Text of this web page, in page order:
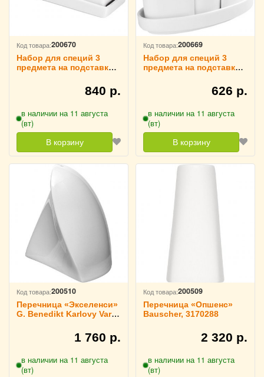
Код товара:200670
Набор для специй 3
предмета на подставке
L=130 мм B=55 мм
KunstWerk, 3172126840 р.
в наличии на 11 августа
(вт)
В корзину
Код товара:200669
Набор для специй 3
предмета на подставке
L=120 мм B=35 мм
KunstWerk, 3172125626 р.
в наличии на 11 августа
(вт)
В корзину
Код товара:200510
Перечница «Экселенси»
G. Benedikt Karlovy Vary,
1 760 р.
в наличии на 11 августа
(вт)
Код товара:200509
Перечница «Опшенс»
Bauscher, 3170288
2 320 р.
в наличии на 11 августа
(вт)